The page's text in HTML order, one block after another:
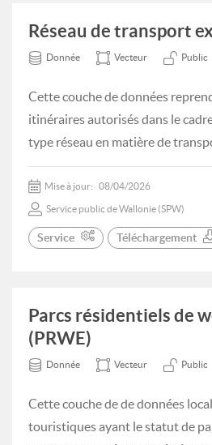
Réseau de transport
Donnée Vecteur Public
Cette couche de données
itinéraires autorisés dans le
type réseau en matière de
Mise à jour: 08/04/2026
Service public de Wallonie (SPW)
Service Téléchargement
Parcs résidentiels de
(PRWE)
Donnée Vecteur Public
Cette couche de de données
touristiques ayant le statut de